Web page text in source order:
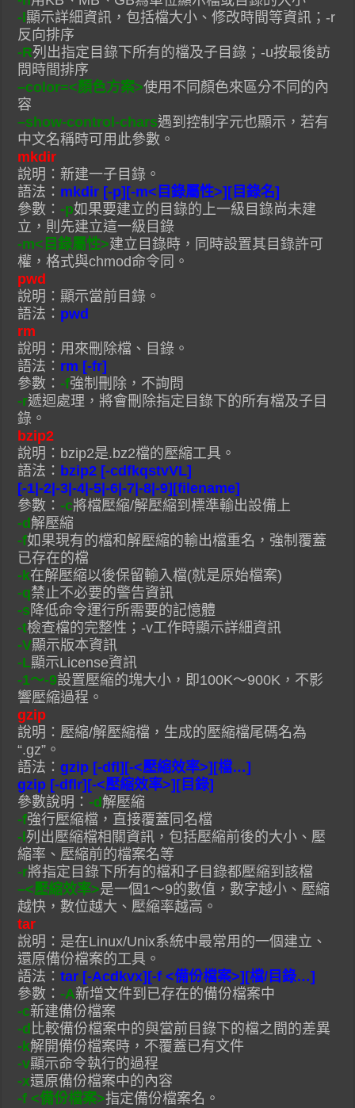
-l顯示詳細資訊，包括檔大小、修改時間等資訊；-r
反向排序
-R列出指定目錄下所有的檔及子目錄；-u按最後訪
問時間排序
–color=<顏色方案>使用不同顏色來區分不同的內
容
–show-control-chars遇到控制字元也顯示，若有
中文名稱時可用此參數。
mkdir
說明：新建一子目錄。
語法： mkdir [-p][-m<目錄屬性>][目錄名]
參數： -p如果要建立的目錄的上一級目錄尚未建
立，則先建立這一級目錄
-m<目錄屬性>建立目錄時，同時設置其目錄許可
權，格式與chmod命令同。
pwd
說明：顯示當前目錄。
語法： pwd
rm
說明：用來刪除檔、目錄。
語法： rm [-fr]
參數： -f強制刪除，不詢問
-r遞迴處理，將會刪除指定目錄下的所有檔及子目
錄。
bzip2
說明：bzip2是.bz2檔的壓縮工具。
語法： bzip2 [-cdfkqstvVL]
[-1|-2|-3|-4|-5|-6|-7|-8|-9][filename]
參數： -c將檔壓縮/解壓縮到標準輸出設備上
-d解壓縮
-f如果現有的檔和解壓縮的輸出檔重名，強制覆蓋
已存在的檔
-k在解壓縮以後保留輸入檔(就是原始檔案)
-q禁止不必要的警告資訊
-s 降低命令運行所需要的記憶體
-t檢查檔的完整性；-v工作時顯示詳細資訊
-V顯示版本資訊
-L顯示License資訊
-1～-9設置壓縮的塊大小，即100K～900K，不影
響壓縮過程。
gzip
說明：壓縮/解壓縮檔，生成的壓縮檔尾碼名為
“.gz”。
語法：gzip [-dfl][-<壓縮效率>][檔…]
gzip [-dflr][-<壓縮效率>][目錄]
參數說明： -d解壓縮
-f強行壓縮檔，直接覆蓋同名檔
-l列出壓縮檔相關資訊，包括壓縮前後的大小、壓
縮率、壓縮前的檔案名等
-r將指定目錄下所有的檔和子目錄都壓縮到該檔
–<壓縮效率>是一個1～9的數值，數字越小、壓縮
越快，數位越大、壓縮率越高。
tar
說明：是在Linux/Unix系統中最常用的一個建立、
還原備份檔案的工具。
語法：tar [-Acdkvx][-f <備份檔案>][檔/目錄…]
參數： -A新增文件到已存在的備份檔案中
-c新建備份檔案
-d 比較備份檔案中的與當前目錄下的檔之間的差異
-k解開備份檔案時，不覆蓋已有文件
-v顯示命令執行的過程
-x還原備份檔案中的內容
-f <備份檔案>指定備份檔案名。